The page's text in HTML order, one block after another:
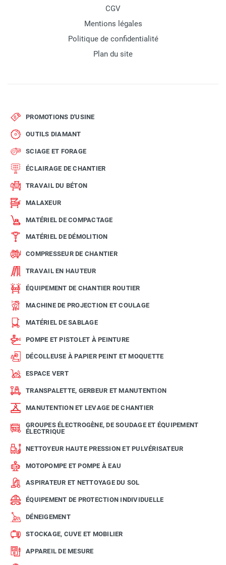
CGV
Mentions légales
Politique de confidentialité
Plan du site
PROMOTIONS D'USINE
OUTILS DIAMANT
SCIAGE ET FORAGE
ÉCLAIRAGE DE CHANTIER
TRAVAIL DU BÉTON
MALAXEUR
MATÉRIEL DE COMPACTAGE
MATÉRIEL DE DÉMOLITION
COMPRESSEUR DE CHANTIER
TRAVAIL EN HAUTEUR
ÉQUIPEMENT DE CHANTIER ROUTIER
MACHINE DE PROJECTION ET COULAGE
MATÉRIEL DE SABLAGE
POMPE ET PISTOLET À PEINTURE
DÉCOLLEUSE À PAPIER PEINT ET MOQUETTE
ESPACE VERT
TRANSPALETTE, GERBEUR ET MANUTENTION
MANUTENTION ET LEVAGE DE CHANTIER
GROUPES ÉLECTROGÈNE, DE SOUDAGE ET ÉQUIPEMENT
ÉLECTRIQUE
NETTOYEUR HAUTE PRESSION ET PULVÉRISATEUR
MOTOPOMPE ET POMPE À EAU
ASPIRATEUR ET NETTOYAGE DU SOL
ÉQUIPEMENT DE PROTECTION INDIVIDUELLE
DÉNEIGEMENT
STOCKAGE, CUVE ET MOBILIER
APPAREIL DE MESURE